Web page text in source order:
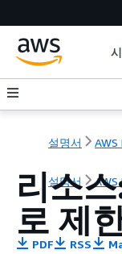
설명서 AWS
설명서 AWS
리소
로 제
PDF RSS